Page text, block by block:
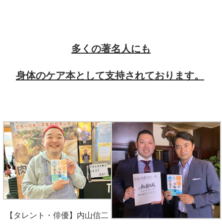
多くの著名人にも
身体のケア本として支持されております。
【タレント・俳優】内山信二